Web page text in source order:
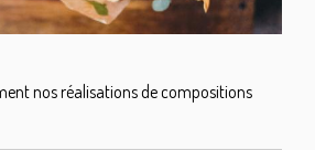
nos réalisations de compositions